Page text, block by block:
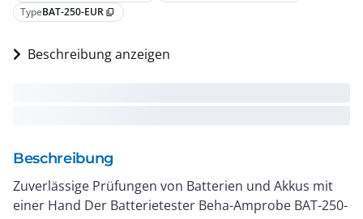
TypeBAT-250-EUR content_copy
Beschreibung anzeigen
Beschreibung
Zuverlässige Prüfungen von Batterien und Akkus mit
einer Hand Der Batterietester Beha-Amprobe BAT-250-